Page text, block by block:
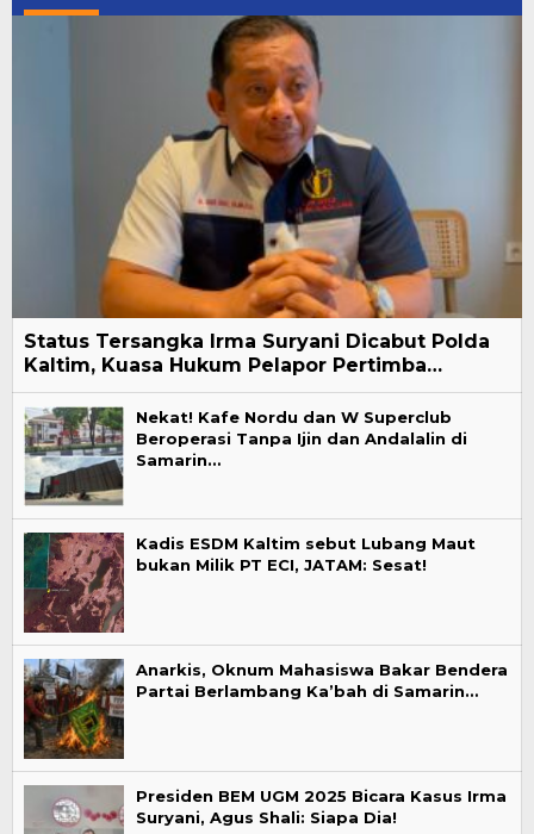
Status Tersangka Irma Suryani Dicabut Polda
Kaltim, Kuasa Hukum Pelapor Pertimba…
Nekat! Kafe Nordu dan W Superclub
Beroperasi Tanpa Ijin dan Andalalin di
Samarin…
Kadis ESDM Kaltim sebut Lubang Maut
bukan Milik PT ECI, JATAM: Sesat!
Anarkis, Oknum Mahasiswa Bakar Bendera
Partai Berlambang Ka’bah di Samarin…
Presiden BEM UGM 2025 Bicara Kasus Irma
Suryani, Agus Shali: Siapa Dia!